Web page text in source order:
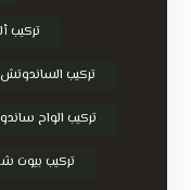
تركيب
تركيب الساندوتش
تركيب الواح
تركيب بيوت